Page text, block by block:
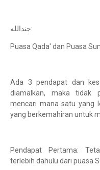
جندالله:
Puasa Qada' dan Puasa
Ada 3 pendapat dan
diamalkan, maka tidak
mencari mana satu yang
yang berkemahiran untuk
Pendapat Pertama:
terlebih dahulu dari puasa